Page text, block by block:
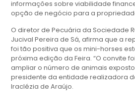
informações sobre viabilidade
opção de negócio para a
O diretor de Pecuária da Sociedade
Jucival Pereira de Sá, afirma que a
foi tão positiva que os mini-horses
próxima edição da Feira. “O convite
ampliar o número de animais
presidente da entidade realizadora
Iraclézia de Araújo.